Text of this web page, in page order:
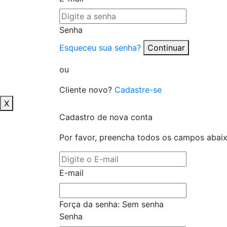
Senha
Esqueceu sua senha?
Continuar
ou
Cliente novo? Cadastre-se
X
Cadastro de nova conta
Por favor, preencha todos os campos
E-mail
Força da senha: Sem senha
Senha